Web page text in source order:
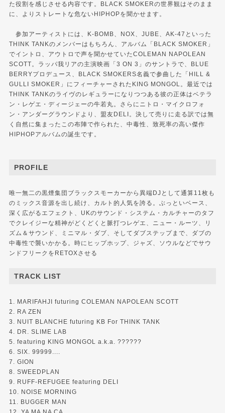
た役割を感じさせる内容です。BLACK SMOKERの世界観はそのまま
に、よりストレートな危ないHIPHOPを聞かせます。
参加アーティストには、K-BOMB、NOX、JUBE、AK-47といった
THINK TANKのメンバーはもちろん、アルバム「BLACK SMOKER」
でイントロ、アウトロで声を聞かせていたCOLEMAN NAPOLEAN
SCOTT。ラッパ我リアの主演映画「3 ON 3」のサントラで、BLUE
BERRYプロデュース、BLACK SMOKERS名義で参曲した「HILL &
GULLI SMOKER」にフィーチャーされたKING MONGOL。最近では
THINK TANKのライヴのレギュラーになりつつある彼の正体はベテラ
ン・レゲエ・ディージェーの牛若丸。さらにニトロ・マイクロフォ
ン・アンダーグラウンドより、盟友DELI。決して売りに走る訳では無
く自然に集まったこの布陣で作られた、中毒性、致死率の高い傑作
HIPHOPアルバムの誕生です。
PROFILE
唯一無二の黒煙集団ブラックスモーカーから異端DJとして通算11枚も
のミックス音源を出し続け、カルト的人気を誇る。ぶっといベース、
深く広がるエフェクト、UKのサウンド・システム・カルチャーのタフ
でクレイジーな精神がどくどくと脈打つレゲエ、ニュー・ルーツ、リ
ズム＆サウンド、ミニマル・ダブ、そしてダブステップまで、ダブの
中毒性で襲いかかる。時にヒップホップ、ジャズ、ソウルなどでサウ
ンドフリークをRETOXさせる
TRACK LIST
1. MARIFAHJI futuring COLEMAN NAPOLEAN SCOTT
2. RA ZEN
3. NUIT BLANCHE futuring KB For THINK TANK
4. DR. SLIME LAB
5. featuring KING MONGOL a.k.a. ??????
6. SIX. 99999....
7. GION
8. SWEEDPLAN
9. RUFF-REFUGEE featuring DELI
10. NOISE MORNING
11. BUGGER MAN